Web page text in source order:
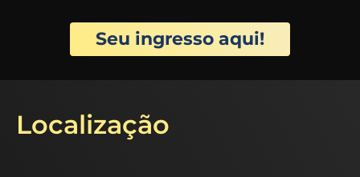
Seu ingresso aqui!
Localização